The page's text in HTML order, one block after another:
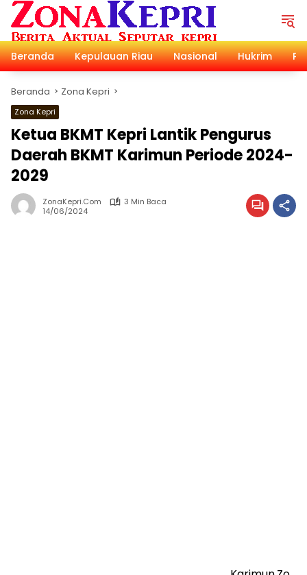
Langsung
konten
Beranda
Kepulauan Riau Nasional Hukrim
Beranda Zona Kepri
Zona Kepri
Ketua BKMT Kepri Lantik Pengurus
Daerah BKMT Karimun Periode 2024-
2029
ZonaKepri.com
3 Min Baca
14/06/2024